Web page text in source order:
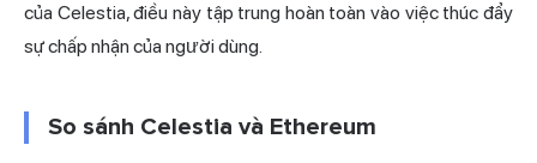
của Celestia, điều này tập trung hoàn toàn vào việc thúc đẩy
sự chấp nhận của người dùng.
So sánh Celestia và Ethereum